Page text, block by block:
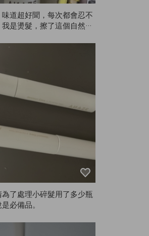
道超好聞，每次都會忍不
是燙髮，擦了這個自然風
了處理小碎髮用了多少瓶
必備品。